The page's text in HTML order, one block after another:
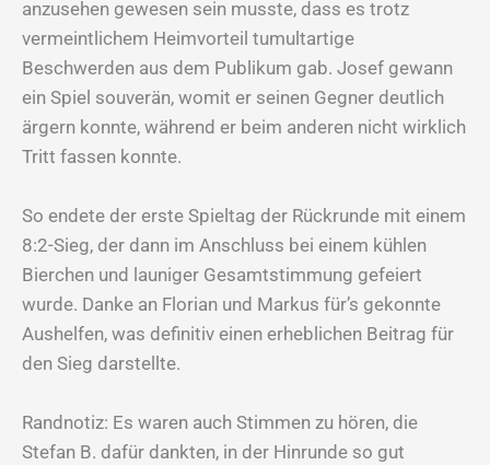
anzusehen gewesen sein musste, dass es trotz
vermeintlichem Heimvorteil tumultartige
Beschwerden aus dem Publikum gab. Josef gewann
ein Spiel souverän, womit er seinen Gegner deutlich
ärgern konnte, während er beim anderen nicht wirklich
Tritt fassen konnte.
So endete der erste Spieltag der Rückrunde mit einem
8:2-Sieg, der dann im Anschluss bei einem kühlen
Bierchen und launiger Gesamtstimmung gefeiert
wurde. Danke an Florian und Markus für’s gekonnte
Aushelfen, was definitiv einen erheblichen Beitrag für
den Sieg darstellte.
Randnotiz: Es waren auch Stimmen zu hören, die
Stefan B. dafür dankten, in der Hinrunde so gut